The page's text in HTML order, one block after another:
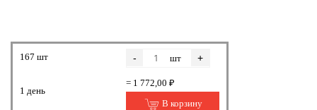
167 шт
1 день
- шт +
= 1 772,00 ₽
В корзину